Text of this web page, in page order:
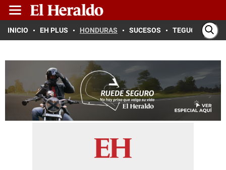
INICIO EH PLUS HONDURAS SUCESOS TEGUCIGALPA